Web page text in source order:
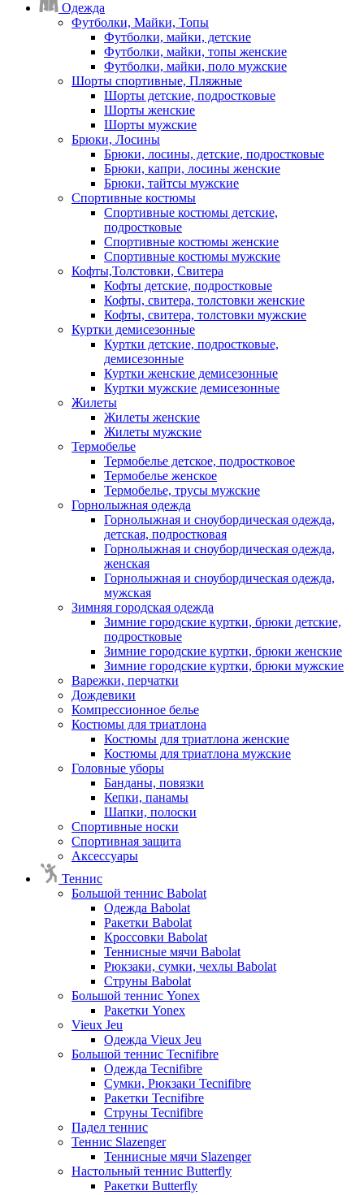
Одежда
Футболки, Майки, Топы
Футболки, майки, детские
Футболки, майки, топы женские
Футболки, майки, поло мужские
Шорты спортивные, Пляжные
Шорты детские, подростковые
Шорты женские
Шорты мужские
Брюки, Лосины
Брюки, лосины, детские, подростковые
Брюки, капри, лосины женские
Брюки, тайтсы мужские
Спортивные костюмы
Спортивные костюмы детские,
подростковые
Спортивные костюмы женские
Спортивные костюмы мужские
Кофты,Толстовки, Свитера
Кофты детские, подростковые
Кофты, свитера, толстовки женские
Кофты, свитера, толстовки мужские
Куртки демисезонные
Куртки детские, подростковые,
демисезонные
Куртки женские демисезонные
Куртки мужские демисезонные
Жилеты
Жилеты женские
Жилеты мужские
Термобелье
Термобелье детское, подростковое
Термобелье женское
Термобелье, трусы мужские
Горнолыжная одежда
Горнолыжная и сноубордическая одежда,
детская, подростковая
Горнолыжная и сноубордическая одежда,
женская
Горнолыжная и сноубордическая одежда,
мужская
Зимняя городская одежда
Зимние городские куртки, брюки детские,
подростковые
Зимние городские куртки, брюки женские
Зимние городские куртки, брюки мужские
Варежки, перчатки
Дождевики
Компрессионное белье
Костюмы для триатлона
Костюмы для триатлона женские
Костюмы для триатлона мужские
Головные уборы
Банданы, повязки
Кепки, панамы
Шапки, полоски
Спортивные носки
Спортивная защита
Аксессуары
Теннис
Большой теннис Babolat
Одежда Babolat
Ракетки Babolat
Кроссовки Babolat
Теннисные мячи Babolat
Рюкзаки, сумки, чехлы Babolat
Струны Babolat
Большой теннис Yonex
Ракетки Yonex
Vieux Jeu
Одежда Vieux Jeu
Большой теннис Tecnifibre
Одежда Tecnifibre
Сумки, Рюкзаки Tecnifibre
Ракетки Tecnifibre
Струны Tecnifibre
Падел теннис
Теннис Slazenger
Теннисные мячи Slazenger
Настольный теннис Butterfly
Ракетки Butterfly